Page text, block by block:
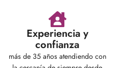
Experiencia y
confianza
más de 35 años atendiendo con